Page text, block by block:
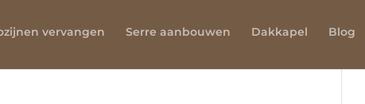
vervangen Serre aanbouwen Dakkapel Blog